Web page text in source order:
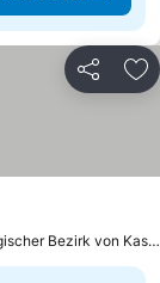
Teilen
Bezirk von